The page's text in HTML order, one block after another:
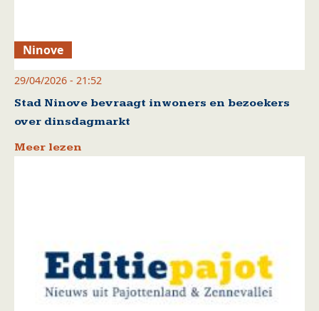
Ninove
29/04/2026 - 21:52
Stad Ninove bevraagt inwoners en bezoekers
over dinsdagmarkt
Meer lezen